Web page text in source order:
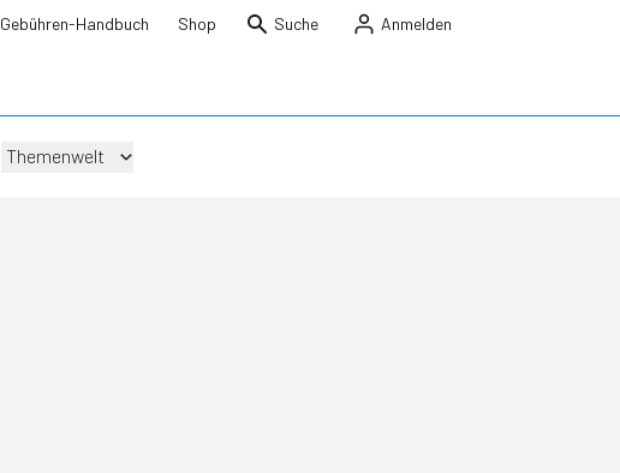
Gebühren-Handbuch Shop Suche Anmelden
Themenwelt